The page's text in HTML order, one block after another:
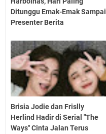
Ditunggu Emak-Emak Sampai
Presenter Berita
Brisia Jodie dan Frislly
Herlind Hadir di Serial "The
Ways" Cinta Jalan Terus